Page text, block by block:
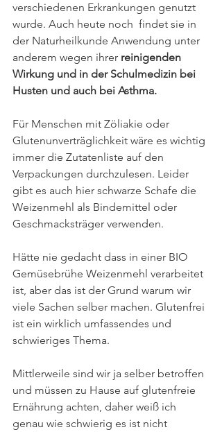
verschiedenen Erkrankungen genutzt
wurde. Auch heute noch  findet sie in
der Naturheilkunde Anwendung unter
anderem wegen ihrer reinigenden
Wirkung und in der Schulmedizin bei
Husten und auch bei Asthma.
Für Menschen mit Zöliakie oder
Glutenunverträglichkeit wäre es wichtig
immer die Zutatenliste auf den
Verpackungen durchzulesen. Leider
gibt es auch hier schwarze Schafe die
Weizenmehl als Bindemittel oder
Geschmacksträger verwenden.
Hätte nie gedacht dass in einer BIO
Gemüsebrühe Weizenmehl verarbeitet
ist, aber das ist der Grund warum wir
viele Sachen selber machen. Glutenfrei
ist ein wirklich umfassendes und
schwieriges Thema.
Mittlerweile sind wir ja selber betroffen
und müssen zu Hause auf glutenfreie
Ernährung achten, daher weiß ich
genau wie schwierig es ist nicht